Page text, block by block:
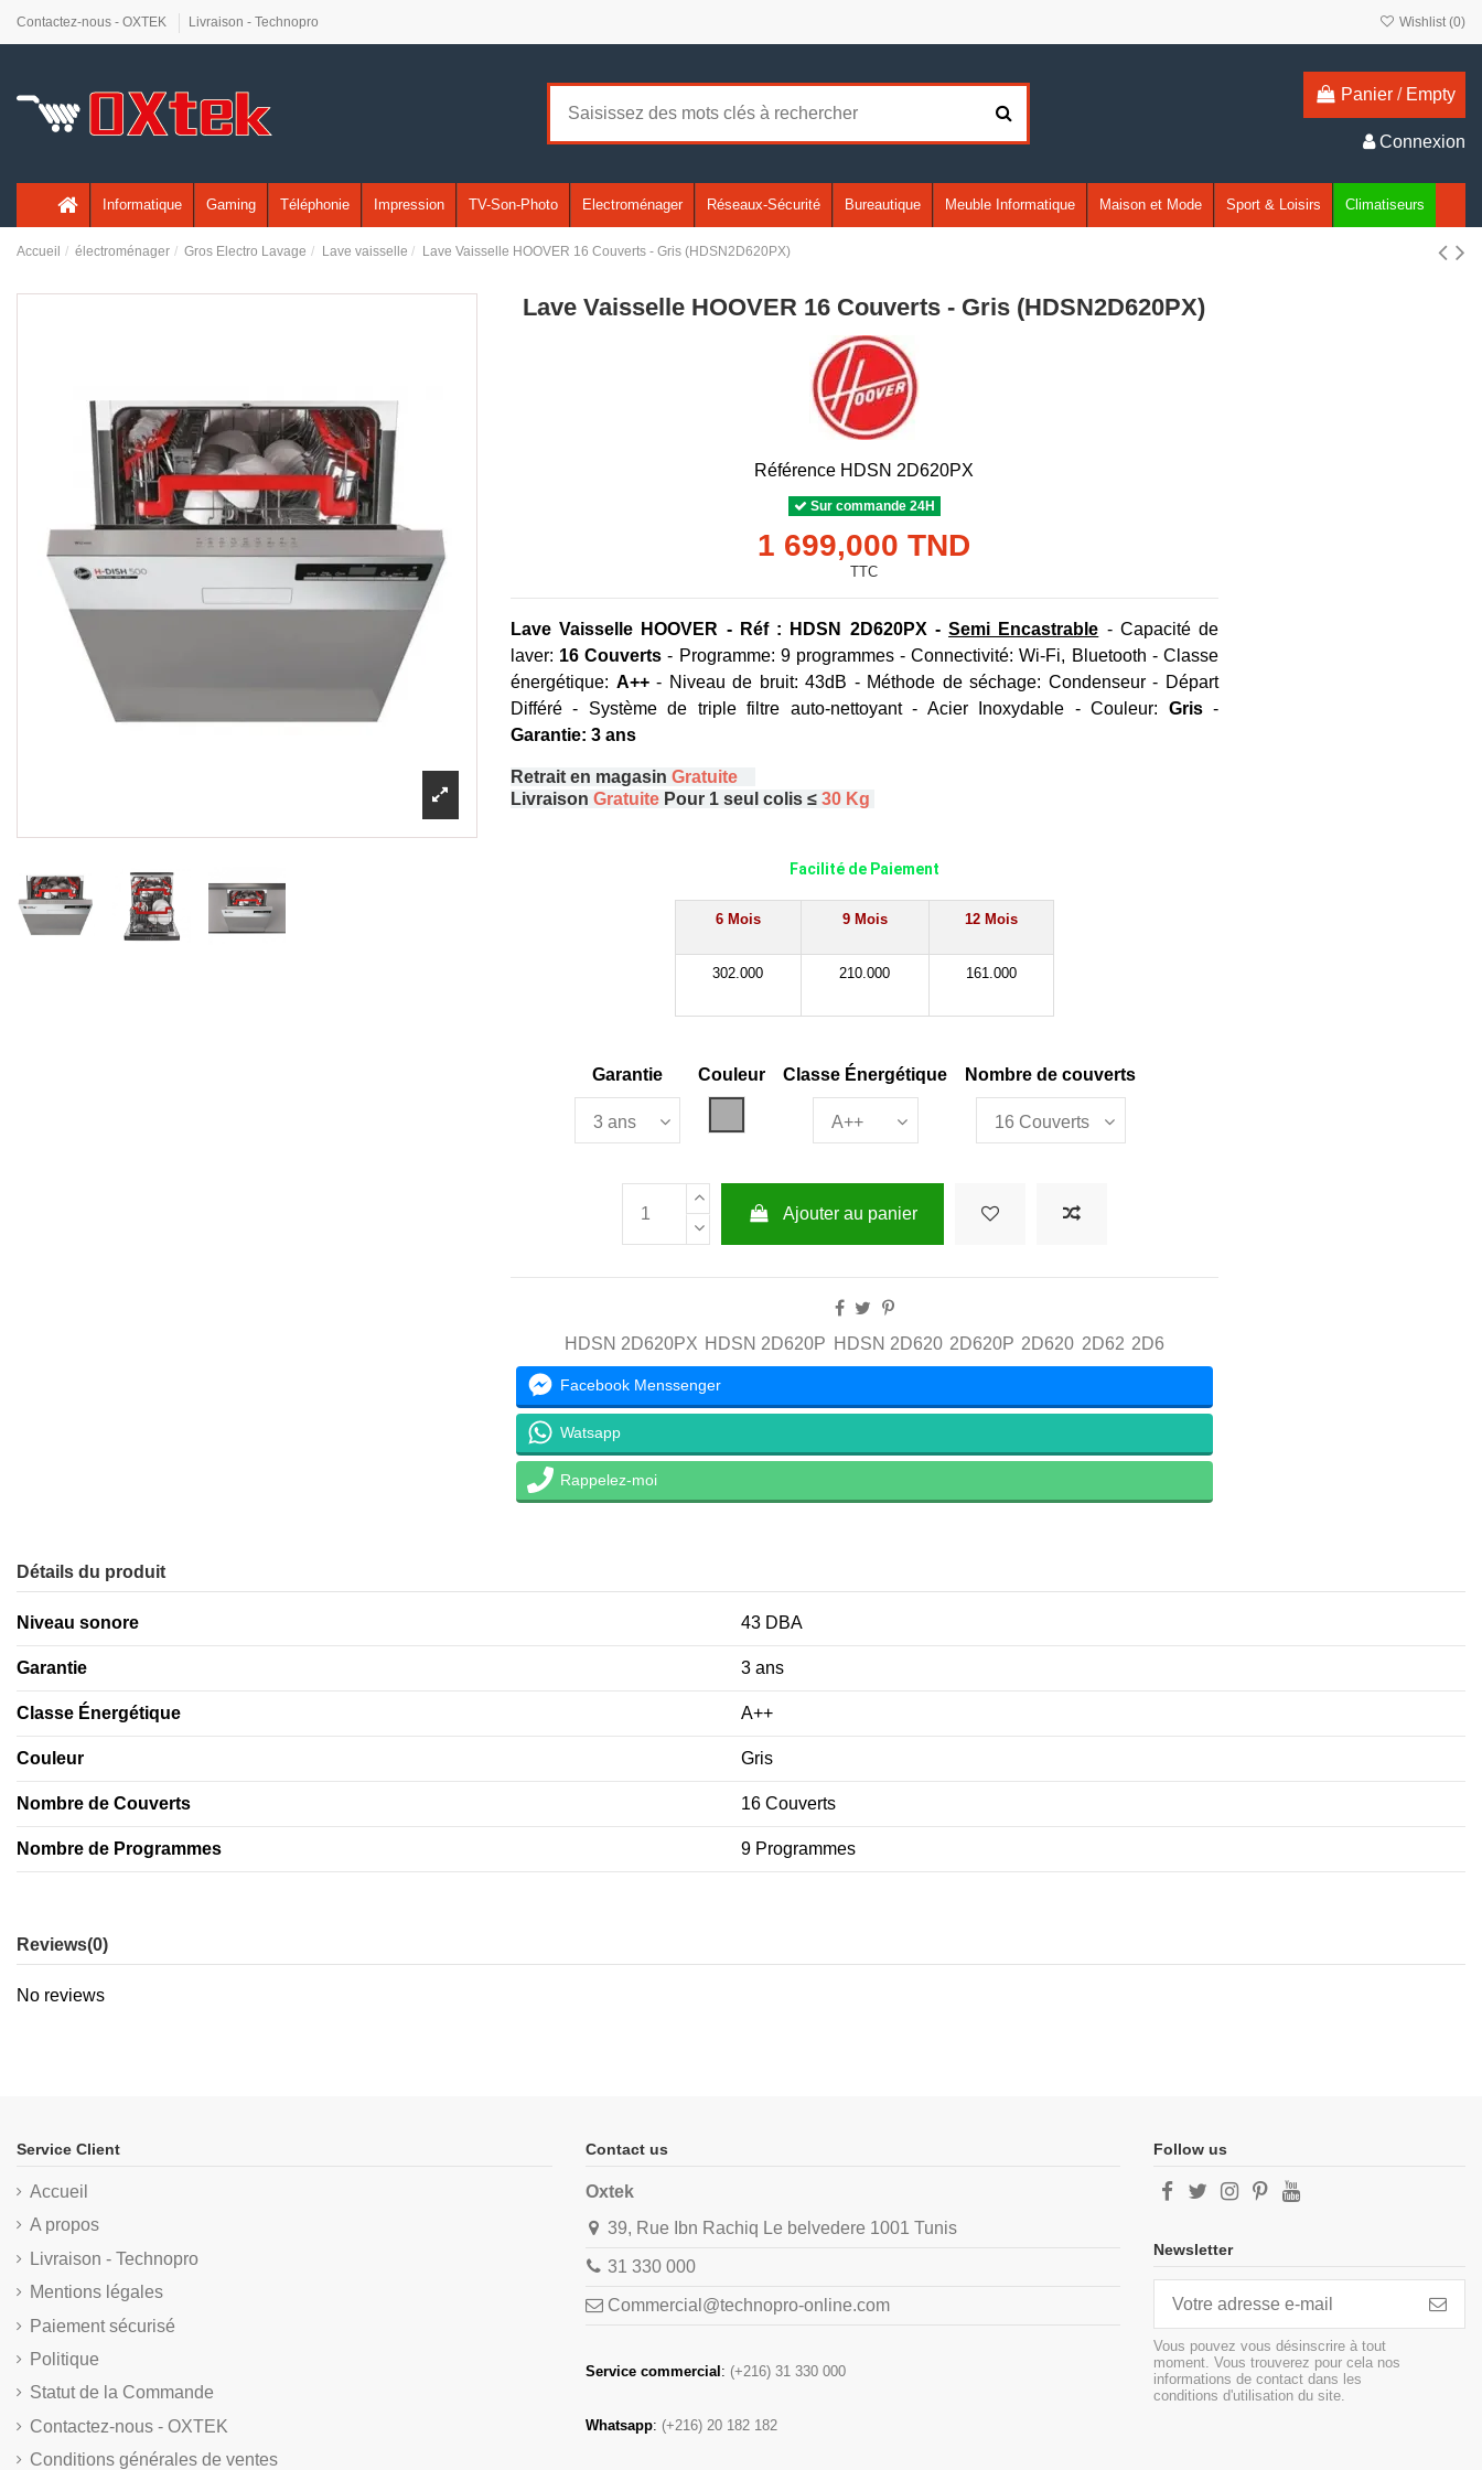
Contactez-nous - OXTEK Livraison - Technopro Wishlist (0)
Panier / Empty
Connexion
Informatique Gaming Téléphonie Impression TV-Son-Photo Electroménager Réseaux-Sécurité Bureautique Meuble Informatique Maison et Mode Sport & Loisirs Climatiseurs
Accueil électroménager Gros Electro Lavage Lave vaisselle Lave Vaisselle HOOVER 16 Couverts - Gris (HDSN2D620PX)
Lave Vaisselle HOOVER 16 Couverts - Gris (HDSN2D620PX)
Référence HDSN 2D620PX
Sur commande 24H
1 699,000 TND
TTC
Lave Vaisselle HOOVER - Réf : HDSN 2D620PX -Semi Encastrable - Capacité de
laver: 16 Couverts - Programme: 9 programmes - Connectivité: Wi-Fi, Bluetooth - Classe
énergétique: A++- Niveau de bruit: 43dB - Méthode de séchage: Condenseur - Départ
Différé - Système de triple filtre auto-nettoyant - Acier Inoxydable - Couleur: Gris -
Garantie: 3 ans
Retrait en magasin Gratuite
Livraison GratuitePour 1 seul colis ≤ 30 Kg
Facilité de Paiement
6 Mois 9 Mois 12 Mois
302.000 210.000 161.000
Garantie Couleur Classe Énergétique Nombre de couverts
Ajouter au panier
HDSN 2D620PX HDSN 2D620P HDSN 2D620 2D620P 2D620 2D62 2D6
Facebook Menssenger
Watsapp
Rappelez-moi
Détails du produit
Niveau sonore 43 DBA
Garantie 3 ans
Classe Énergétique A++
Couleur Gris
Nombre de Couverts 16 Couverts
Nombre de Programmes 9 Programmes
Reviews(0)
No reviews
Service Client
Accueil
A propos
Livraison - Technopro
Mentions légales
Paiement sécurisé
Politique
Statut de la Commande
Contactez-nous - OXTEK
Conditions générales de ventes
Contact us
Oxtek
39, Rue Ibn Rachiq Le belvedere 1001 Tunis
31 330 000
Commercial@technopro-online.com
Service commercial : (+216) 31 330 000
Whatsapp: (+216) 20 182 182
Follow us
Newsletter
Vous pouvez vous désinscrire à tout
moment. Vous trouverez pour cela nos
informations de contact dans les
conditions d'utilisation du site.